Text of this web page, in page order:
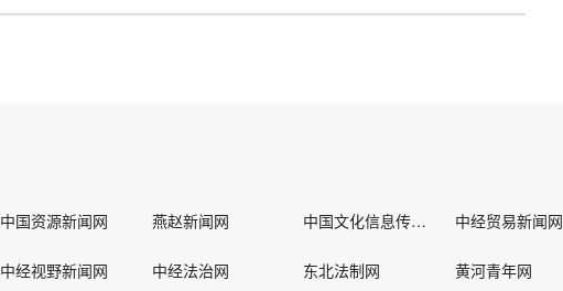
中国资源新闻网 燕赵新闻网 中国文化信息传播网 中经贸易新闻网
中经视野新闻网 中经法治网 东北法制网 黄河青年网